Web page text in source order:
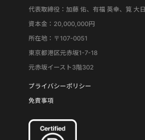
代表取締役：加藤 佑、有福 英幸、筧 大
資本金：20,000,000円
所在地：〒107-0051
東京都港区元赤坂1-7-18
元赤坂イースト3階302
プライバシーポリシー
免責事項